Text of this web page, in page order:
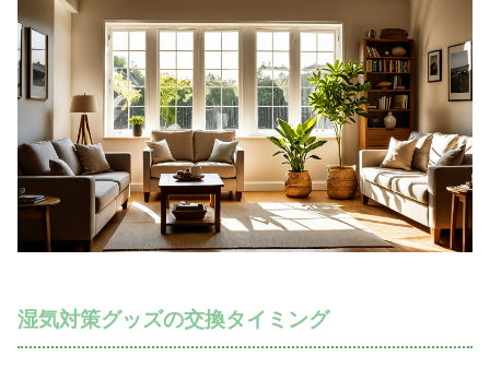
湿気対策グッズの交換タイミング